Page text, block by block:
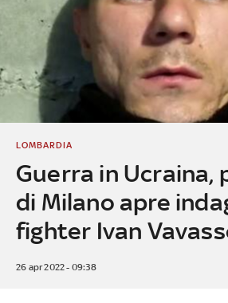
Guerra in Ucraina,
di Milano apre
fighter Ivan
LOMBARDIA
26 apr 2022 - 09:38